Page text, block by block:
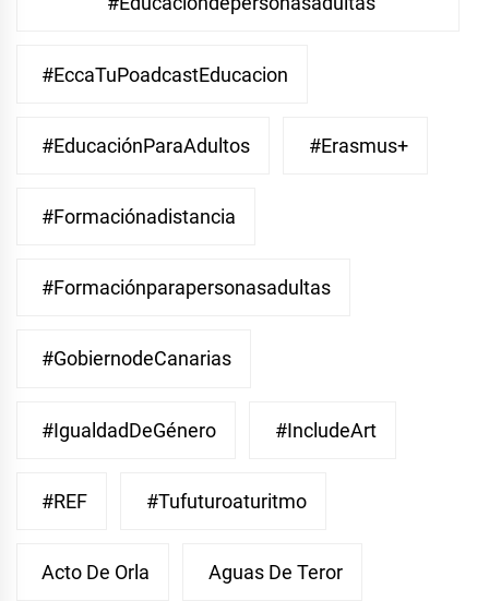
#EccaTuPoadcastEducacion
#EducaciónParaAdultos #Erasmus+
#Formaciónadistancia
#Formaciónparapersonasadultas
#GobiernodeCanarias
#IgualdadDeGénero #IncludeArt
#REF #Tufuturoaturitmo
Acto De Orla Aguas De Teror